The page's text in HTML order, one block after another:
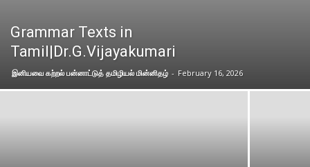
Grammar Texts in
Tamil|Dr.G.Vijayakumari
இனியவை கற்றல் பன்னாட்டுத் தமிழியல் மின்னிதழ் - February 16, 2026